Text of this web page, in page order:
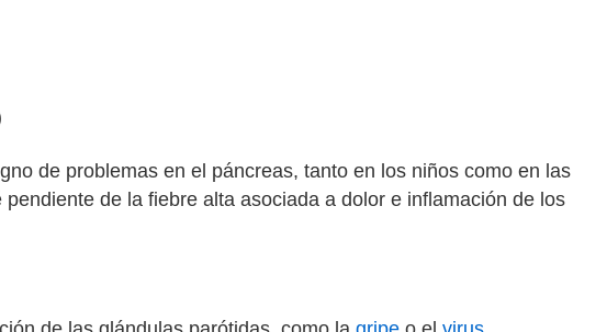
de problemas en el páncreas, tanto en los niños como en las
de la fiebre alta asociada a dolor e inflamación de los